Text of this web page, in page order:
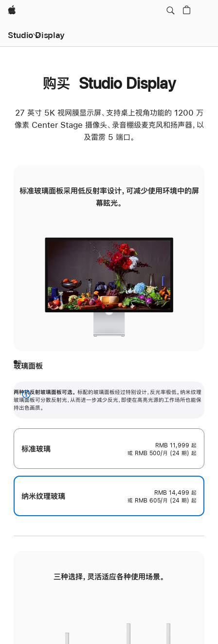
Apple
Studio Display
购买 Studio Display
27 英寸 5K 视网膜显示屏、支持桌上视角功能的 1200 万
像素 Center Stage 摄像头、录音棚级麦克风和扬声器，以
及雷雳 5 端口。
标准玻璃面板采用低反射率设计，可减少使用环境中的屏
幕眩光。
玻璃面板
两种抗反射玻璃面板可选。 标配的玻璃面板经过特别设计，反光率极低。纳米纹理
玻璃面板可分散反射光，从而进一步减少反光，即使在高亮光源的工作场所也能保
持出色画质。
展
开
标准玻璃 RMB 11,999 起
或 RMB 500/月 (24 期) 起
纳米纹理玻璃 RMB 14,499 起
或 RMB 605/月 (24 期) 起
三种选择，灵活适应各种使用场景。